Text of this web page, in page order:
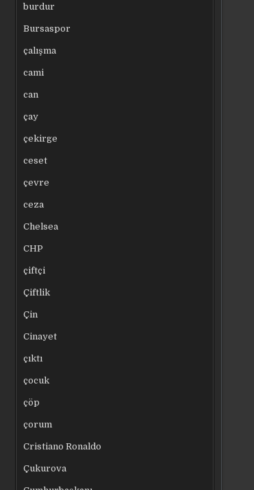
burdur
Bursaspor
çalışma
cami
can
çay
çekirge
ceset
çevre
ceza
Chelsea
CHP
çiftçi
Çiftlik
Çin
Cinayet
çıktı
çocuk
çöp
çorum
Cristiano Ronaldo
Çukurova